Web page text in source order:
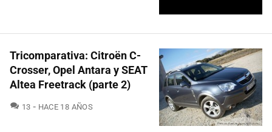
Tricomparativa: Citroën C-
Crosser, Opel Antara y SEAT
Altea Freetrack (parte 2)
13 COMENTARIOS
HACE 18 AÑOS